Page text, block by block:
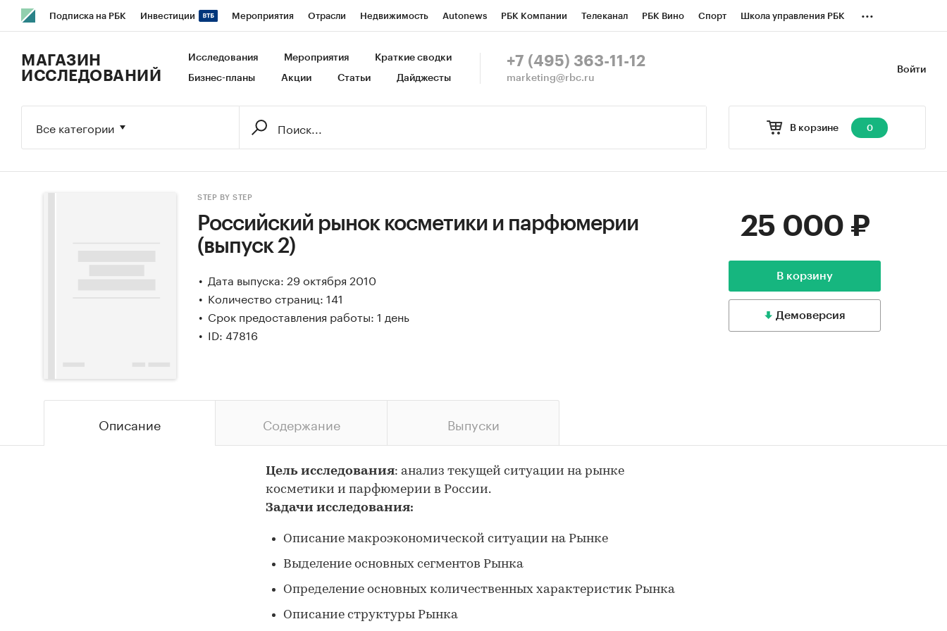
Подписка на РБК Инвестиции Мероприятия Отрасли Недвижимость Autonews РБК Компании Телеканал РБК Вино Спорт Школа управления РБК
Исследования Кредитные рейтинги Франшизы Газета Спецпроекты СПб Конференции СПб Спецпроекты
...
Войти
МАГАЗИН
ИССЛЕДОВАНИЙ
Исследования Мероприятия Краткие сводки
Бизнес-планы Акции Статьи Дайджесты
+7 (495) 363-11-12
marketing@rbc.ru
В корзине 0
Все категории
STEP BY STEP
Российский рынок косметики и парфюмерии
(выпуск 2)
Дата выпуска: 29 октября 2010
Количество страниц: 141
Срок предоставления работы: 1 день
ID: 47816
25 000 ₽
В корзину
Демоверсия
Описание Содержание Выпуски
Цель исследования: анализ текущей ситуации на рынке
косметики и парфюмерии в России.
Задачи исследования:
Описание макроэкономической ситуации на Рынке
Выделение основных сегментов Рынка
Определение основных количественных характеристик Рынка
Описание структуры Рынка